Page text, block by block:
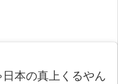
本の真上くるやん